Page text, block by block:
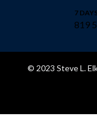
7
819
© 2023 Steve L.